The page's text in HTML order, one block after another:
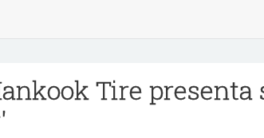
Tire presenta